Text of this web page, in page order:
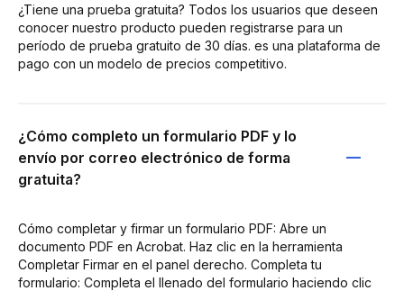
¿Tiene una prueba gratuita? Todos los usuarios que deseen
conocer nuestro producto pueden registrarse para un
período de prueba gratuito de 30 días. es una plataforma de
pago con un modelo de precios competitivo.
¿Cómo completo un formulario PDF y lo
envío por correo electrónico de forma
gratuita?
Cómo completar y firmar un formulario PDF: Abre un
documento PDF en Acrobat. Haz clic en la herramienta
Completar Firmar en el panel derecho. Completa tu
formulario: Completa el llenado del formulario haciendo clic